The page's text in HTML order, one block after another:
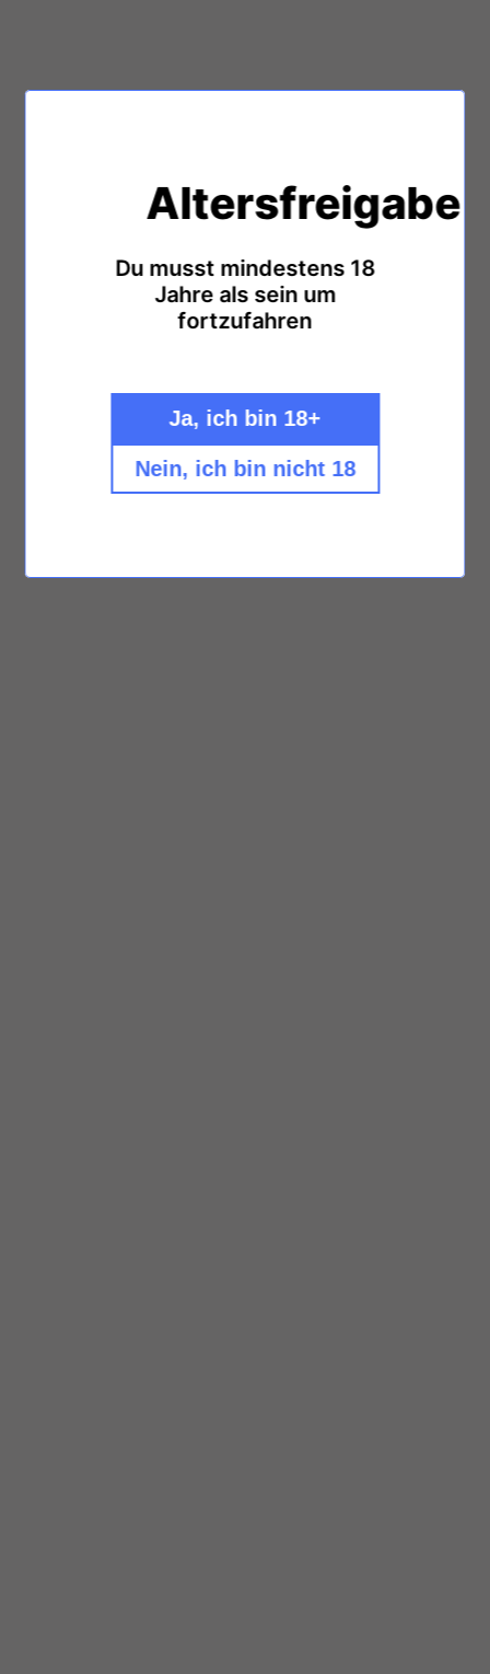
Altersfreigabe
Du musst mindestens 18
Jahre als sein um
fortzufahren
Ja, ich bin 18+
Nein, ich bin nicht 18